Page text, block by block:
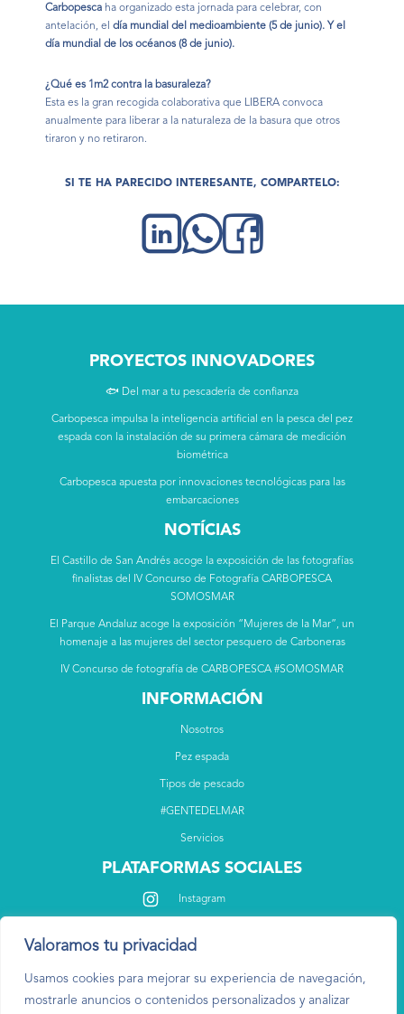
Valoramos tu privacidad
Usamos cookies para mejorar su experiencia de navegación,
mostrarle anuncios o contenidos personalizados y analizar
Carbopesca ha organizado esta jornada para celebrar, con
antelación, el día mundial del medioambiente (5 de junio). Y el
día mundial de los océanos (8 de junio).
¿Qué es 1m2 contra la basuraleza?
Esta es la gran recogida colaborativa que LIBERA convoca
anualmente para liberar a la naturaleza de la basura que otros
tiraron y no retiraron.
SI TE HA PARECIDO INTERESANTE, COMPARTELO:
PROYECTOS INNOVADORES
🐟 Del mar a tu pescadería de confianza
Carbopesca impulsa la inteligencia artificial en la pesca del pez
espada con la instalación de su primera cámara de medición
biométrica
Carbopesca apuesta por innovaciones tecnológicas para las
embarcaciones
NOTÍCIAS
El Castillo de San Andrés acoge la exposición de las fotografías
finalistas del IV Concurso de Fotografía CARBOPESCA
SOMOSMAR
El Parque Andaluz acoge la exposición “Mujeres de la Mar”, un
homenaje a las mujeres del sector pesquero de Carboneras
IV Concurso de fotografía de CARBOPESCA #SOMOSMAR
INFORMACIÓN
Nosotros
Pez espada
Tipos de pescado
#GENTEDELMAR
Servicios
PLATAFORMAS SOCIALES
Instagram